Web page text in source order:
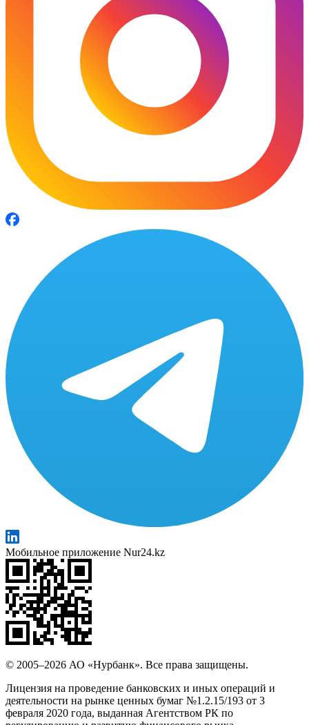
Мобильное приложение Nur24.kz
© 2005–2026 АО «Нурбанк». Все права защищены.
Лицензия на проведение банковских и иных операций и
деятельности на рынке ценных бумаг №1.2.15/193 от 3
февраля 2020 года, выданная Агентством РК по